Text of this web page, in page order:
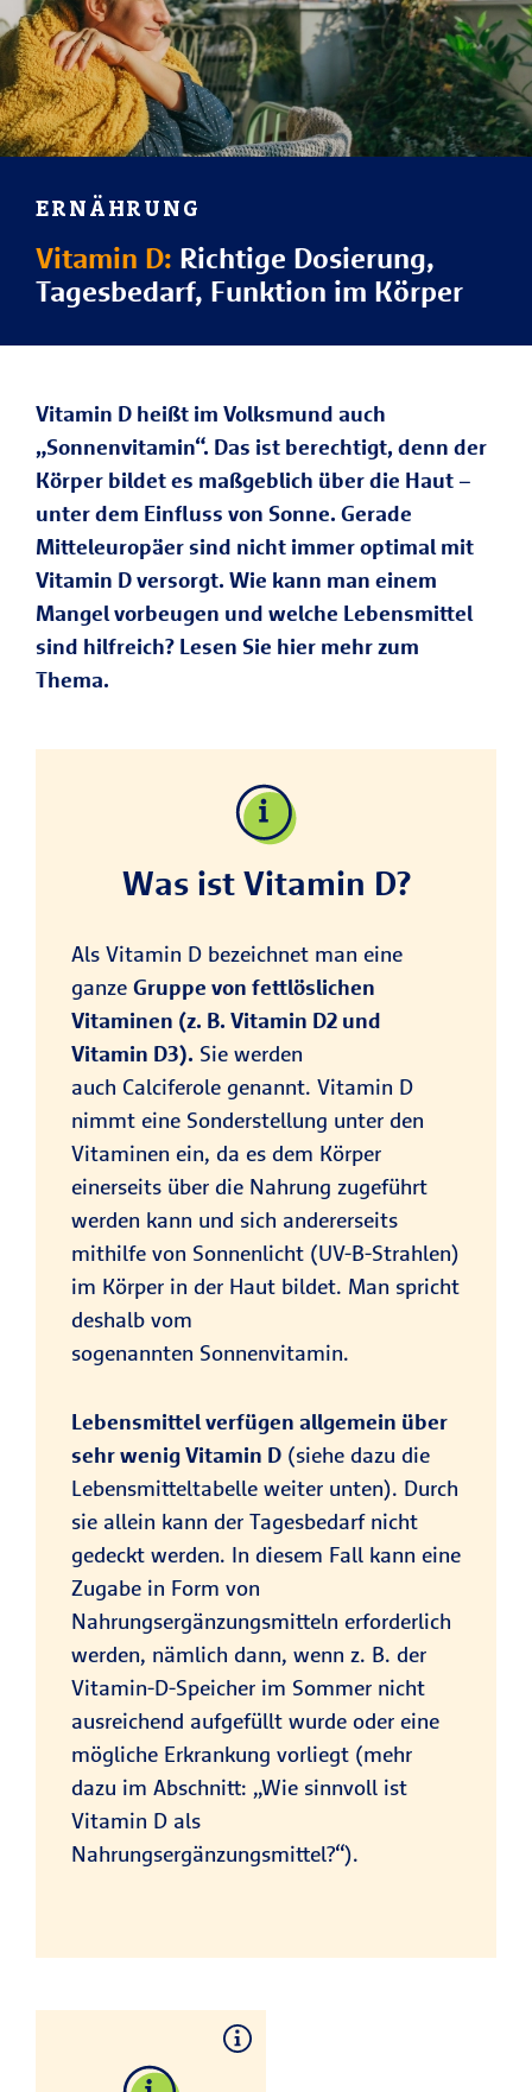
ERNÄHRUNG
Vitamin D: Richtige Dosierung,
Tagesbedarf, Funktion im Körper
Vitamin D heißt im Volksmund auch
„Sonnenvitamin“. Das ist berechtigt, denn der
Körper bildet es maßgeblich über die Haut –
unter dem Einfluss von Sonne. Gerade
Mitteleuropäer sind nicht immer optimal mit
Vitamin D versorgt. Wie kann man einem
Mangel vorbeugen und welche Lebensmittel
sind hilfreich? Lesen Sie hier mehr zum
Thema.
Was ist Vitamin D?
Als Vitamin D bezeichnet man eine
ganze Gruppe von fettlöslichen
Vitaminen (z. B. Vitamin D2 und
Vitamin D3). Sie werden
auch Calciferole genannt. Vitamin D
nimmt eine Sonderstellung unter den
Vitaminen ein, da es dem Körper
einerseits über die Nahrung zugeführt
werden kann und sich andererseits
mithilfe von Sonnenlicht (UV-B-Strahlen)
im Körper in der Haut bildet. Man spricht
deshalb vom
sogenannten Sonnenvitamin.
Lebensmittel verfügen allgemein über
sehr wenig Vitamin D (siehe dazu die
Lebensmitteltabelle weiter unten). Durch
sie allein kann der Tagesbedarf nicht
gedeckt werden. In diesem Fall kann eine
Zugabe in Form von
Nahrungsergänzungsmitteln erforderlich
werden, nämlich dann, wenn z. B. der
Vitamin-D-Speicher im Sommer nicht
ausreichend aufgefüllt wurde oder eine
mögliche Erkrankung vorliegt (mehr
dazu im Abschnitt: „Wie sinnvoll ist
Vitamin D als
Nahrungsergänzungsmittel?“).
Wie wirkt